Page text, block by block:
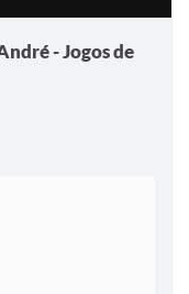
- Jogos de